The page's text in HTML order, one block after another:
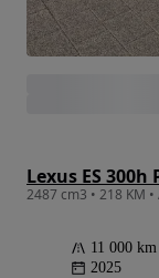
Lexus ES 300h
2487 cm3 • 218 KM
11 000 km
2025